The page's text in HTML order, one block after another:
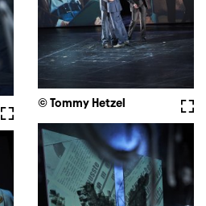
© Tommy Hetzel
Vollbild